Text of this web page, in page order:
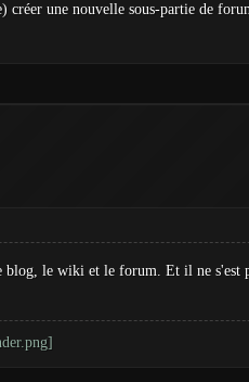
une nouvelle sous-partie de
le wiki et le forum. Et il ne s'est